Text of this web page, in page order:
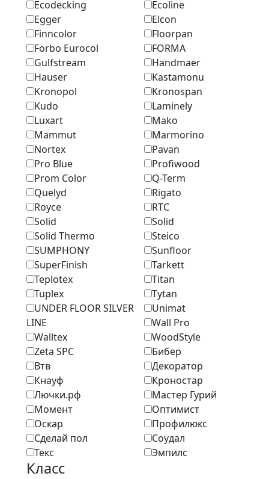
Ecodecking
Ecoline
Egger
Elcon
Finncolor
Floorpan
Forbo Eurocol
FORMA
Gulfstream
Handmaer
Hauser
Kastamonu
Kronopol
Kronospan
Kudo
Laminely
Luxart
Mako
Mammut
Marmоrino
Nortex
Pavan
Pro Blue
Profiwood
Prom Color
Q-Term
Quelyd
Rigato
Royce
RTC
Solid
Solid
Solid Thermo
Steico
SUMPHONY
Sunfloor
SuperFinish
Tarkett
Teplotex
Titan
Tuplex
Tytan
UNDER FLOOR SILVER
LINE
Unimat
Wall Pro
Walltex
WoodStyle
Zeta SPC
Бибер
Втв
Декоратор
Кнауф
Кроностар
Лючки.рф
Мастер Гурий
Момент
Оптимист
Оскар
Профилюкс
Сделай пол
Соудал
Текс
Эмпилс
Класс